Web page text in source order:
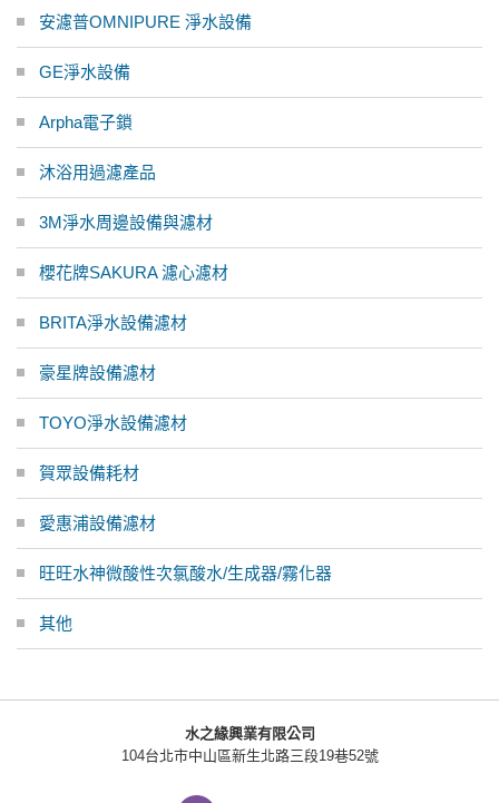
安濾普OMNIPURE 淨水設備
GE淨水設備
Arpha電子鎖
沐浴用過濾產品
3M淨水周邊設備與濾材
櫻花牌SAKURA 濾心濾材
BRITA淨水設備濾材
豪星牌設備濾材
TOYO淨水設備濾材
賀眾設備耗材
愛惠浦設備濾材
旺旺水神微酸性次氯酸水/生成器/霧化器
其他
水之緣興業有限公司
104台北市中山區新生北路三段19巷52號